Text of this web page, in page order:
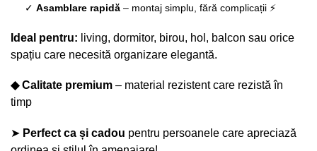
✓ Asamblare rapidă – montaj simplu, fără complicații ⚡
Ideal pentru: living, dormitor, birou, hol, balcon sau orice
spațiu care necesită organizare elegantă.
◆ Calitate premium – material rezistent care rezistă în
timp
➤ Perfect ca și cadou pentru persoanele care apreciază